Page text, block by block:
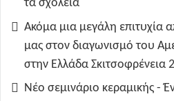
τα σχολεία
Ακόμα μια μεγάλη επιτυχία
μας στον διαγωνισμό του
στην Ελλάδα Σκιτσοφρένεια
Νέο σεμινάριο κεραμικής -